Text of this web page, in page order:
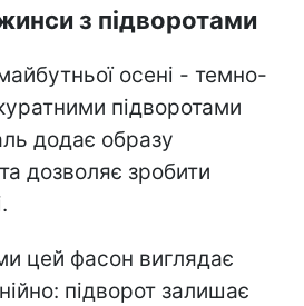
з підворотами
осені - темно-
підворотами
додає образу
дозволяє зробити
цей фасон виглядає
підворот залишає